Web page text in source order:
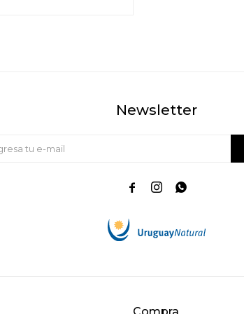
Compra
Newsletter
  